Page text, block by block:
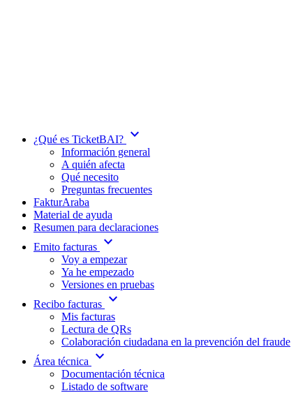
¿Qué es TicketBAI? expand_more
Información general
A quién afecta
Qué necesito
Preguntas frecuentes
FakturAraba
Material de ayuda
Resumen para declaraciones
Emito facturas expand_more
Voy a empezar
Ya he empezado
Versiones en pruebas
Recibo facturas expand_more
Mis facturas
Lectura de QRs
Colaboración ciudadana en la prevención del fraude
Área técnica
expand_more
Documentación técnica
Listado de software